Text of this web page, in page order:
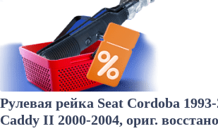
Рулевая рейка Seat Cordoba
Caddy II 2000-2004, ориг.